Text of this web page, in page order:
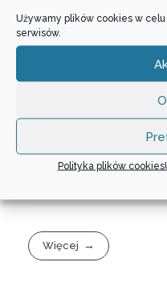
Używamy plików cookies w
serwisów.
Polityka plików cookies
Laskowska
CHWAŁA I
Jezusowi w
Ile minut w godzinie, a
tylekroć bądź
Więcej